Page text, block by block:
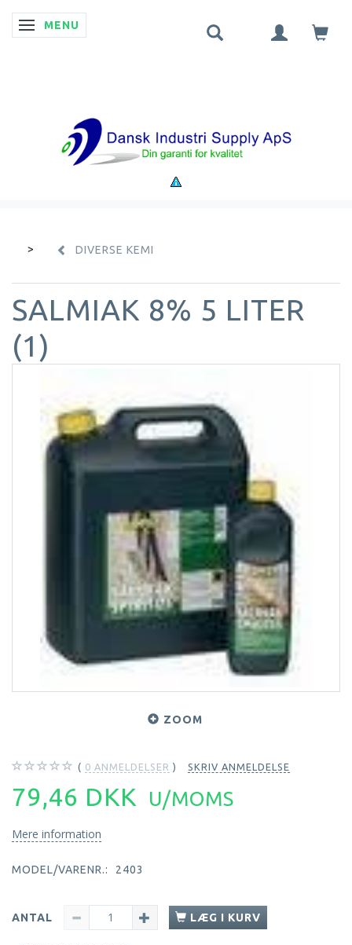
SKIFTE NAVIGATION
MENU
DIVERSE KEMI
SALMIAK 8% 5 LITER
(1)
ZOOM
0 ANMELDELSER SKRIV ANMELDELSE
79,46 DKK U/MOMS
Mere information
MODEL/VARENR.: 2403
ANTAL LÆG I KURV